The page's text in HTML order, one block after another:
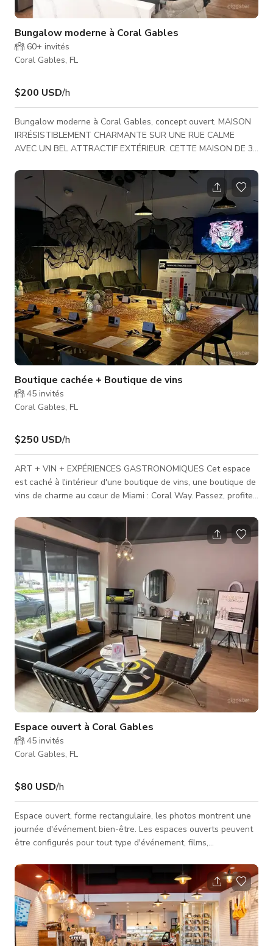
Bungalow moderne à Coral Gables
60+ invités
Coral Gables, FL
$200 USD/h
Bungalow moderne à Coral Gables, concept ouvert. MAISON
IRRÉSISTIBLEMENT CHARMANTE SUR UNE RUE CALME
AVEC UN BEL ATTRACTIF EXTÉRIEUR. CETTE MAISON DE 3
SALON POUR RECEVOIR AINSI QU'UNE SALLE À MANGER
FORMELLE. FENÊTRES/PORTES IMPACT, PLAN DE TRAVAIL
EN GRANIT DANS LA CUISINE, SALLES DE BAINS
MODERNISÉES, PLANCHERS EN BOIS IMPECCABLES
PARTOUT, CHAMBRES SPACIEUSES AVEC BEAUCOUP
D'ESPACE DE RANGEMENT. IMMENSE JARDIN ARRIÈRE AVEC
PLACE POUR PISC
Boutique cachée + Boutique de vins
45 invités
Coral Gables, FL
$250 USD/h
ART + VIN + EXPÉRIENCES GASTRONOMIQUES Cet espace
est caché à l'intérieur d'une boutique de vins, une boutique de
vins de charme au cœur de Miami : Coral Way. Passez, profitez
The Wagyu Bar. Appréciez de bons vins de niche, entre amis,
tout en admirant des œuvres d'art d'artistes locaux et moins
locaux avant de vous diriger vers l'espace pour dîner (et vivre)
une expérience inoubliable.
Espace ouvert à Coral Gables
45 invités
Coral Gables, FL
$80 USD/h
Espace ouvert, forme rectangulaire, les photos montrent une
journée d'événement bien-être. Les espaces ouverts peuvent
être configurés pour tout type d'événement, films,